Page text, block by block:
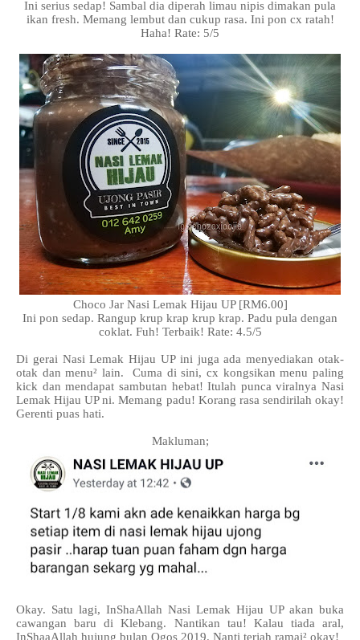
Ini serius sedap! Sambal dia diperah limau nipis dimakan pula
ikan fresh. Memang lembut dan cukup rasa. Ini pon cx ratah!
Haha! Rate: 5/5
Choco Jar Nasi Lemak Hijau UP [RM6.00]
Ini pon sedap. Rangup krup krap krup krap. Padu pula dengan
coklat. Fuh! Terbaik! Rate: 4.5/5
Di gerai Nasi Lemak Hijau UP ini juga ada menyediakan otak-
otak dan menu² lain. Cuma di sini, cx kongsikan menu paling
kick dan mendapat sambutan hebat! Itulah punca viralnya Nasi
Lemak Hijau UP ni. Memang padu! Korang rasa sendirilah okay!
Gerenti puas hati.
Makluman;
Okay. Satu lagi, InShaAllah Nasi Lemak Hijau UP akan buka
cawangan baru di Klebang. Nantikan tau! Kalau tiada aral,
InShaaAllah hujung bulan Ogos 2019. Nanti terjah ramai² okay!